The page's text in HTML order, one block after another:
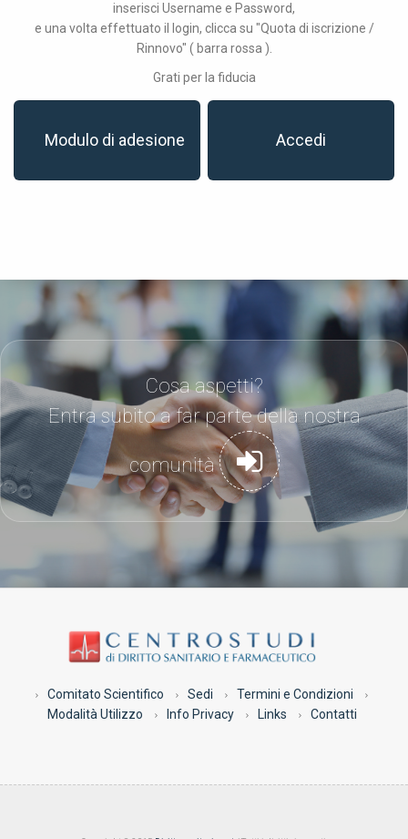
inserisci Username e Password,
e una volta effettuato il login, clicca su "Quota di iscrizione /
Rinnovo" ( barra rossa ).
Grati per la fiducia
Modulo di adesione Accedi
Cosa aspetti?
Entra subito a far parte della nostra
comunità
Comitato Scientifico Sedi
Termini e Condizioni
Modalità Utilizzo
Info Privacy Links Contatti